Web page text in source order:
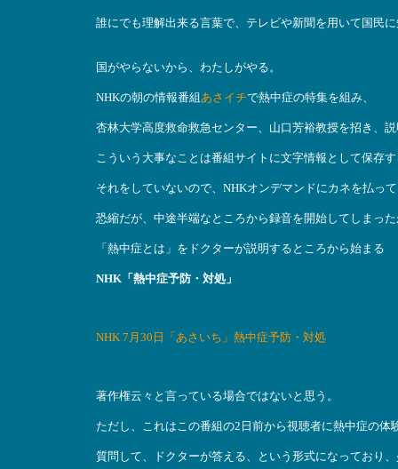
誰にでも理解出来る言葉で、テレビや新聞を用いて国民
国がやらないから、わたしがやる。
NHKの朝の情報番組あさイチで熱中症の特集を組み、
杏林大学高度救命救急センター、山口芳裕教授を招き、
こういう大事なことは番組サイトに文字情報として保存
それをしていないので、NHKオンデマンドにカネを払っ
恐縮だが、中途半端なところから録音を開始してしまっ
「熱中症とは」をドクターが説明するところから始まる
NHK「熱中症予防・対処」
NHK 7月30日「あさいち」熱中症予防・対処
著作権云々と言っている場合ではないと思う。
ただし、これはこの番組の2日前から視聴者に熱中症の
質問して、ドクターが答える、という形式になっており